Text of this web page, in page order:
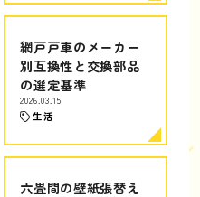
網戸戸車のメーカー
別互換性と交換部品
の選定基準
2026.03.15
生活
六畳間の壁紙張替え